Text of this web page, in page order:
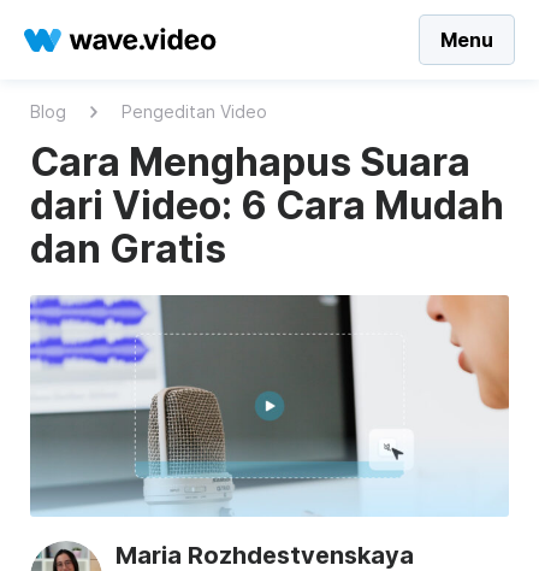
Menu
Blog Pengeditan Video
Cara Menghapus Suara
dari Video: 6 Cara Mudah
dan Gratis
Maria Rozhdestvenskaya